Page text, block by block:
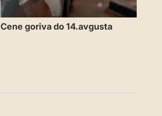
Cene goriva do 14.avgusta